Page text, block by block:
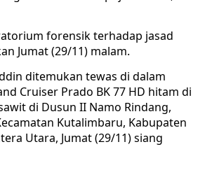
forensik terhadap jasad
Jumat (29/11) malam.
ditemukan tewas di dalam
Cruiser Prado BK 77 HD hitam di
di Dusun II Namo Rindang,
Kutalimbaru, Kabupaten
Utara, Jumat (29/11) siang